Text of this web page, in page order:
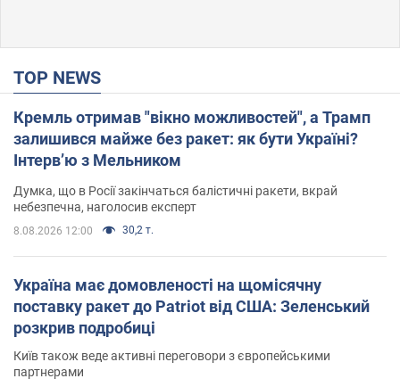
TOP NEWS
Кремль отримав "вікно можливостей", а Трамп
залишився майже без ракет: як бути Україні?
Інтерв’ю з Мельником
Думка, що в Росії закінчаться балістичні ракети, вкрай
небезпечна, наголосив експерт
8.08.2026 12:00 30,2 т.
Україна має домовленості на щомісячну
поставку ракет до Patriot від США: Зеленський
розкрив подробиці
Київ також веде активні переговори з європейськими
партнерами